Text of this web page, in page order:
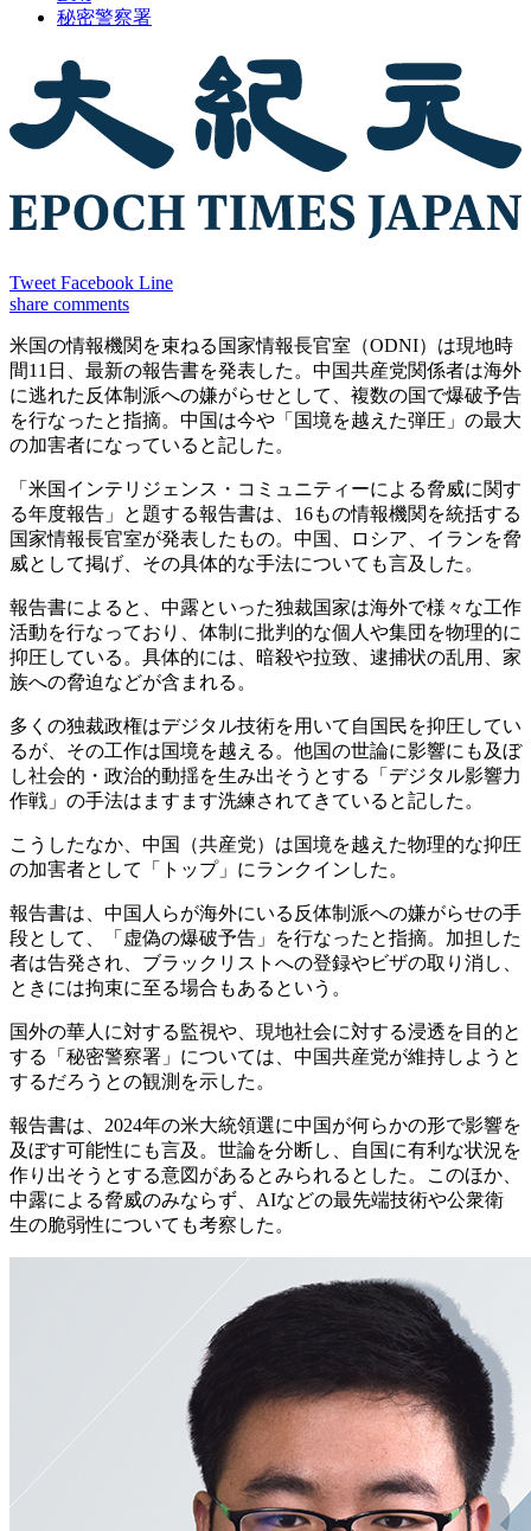
秘密警察署
Tweet Facebook Line
share comments
米国の情報機関を束ねる国家情報長官室（ODNI）は現地時
間11日、最新の報告書を発表した。中国共産党関係者は海外
に逃れた反体制派への嫌がらせとして、複数の国で爆破予告
を行なったと指摘。中国は今や「国境を越えた弾圧」の最大
の加害者になっていると記した。
「米国インテリジェンス・コミュニティーによる脅威に関す
る年度報告」と題する報告書は、16もの情報機関を統括する
国家情報長官室が発表したもの。中国、ロシア、イランを脅
威として掲げ、その具体的な手法についても言及した。
報告書によると、中露といった独裁国家は海外で様々な工作
活動を行なっており、体制に批判的な個人や集団を物理的に
抑圧している。具体的には、暗殺や拉致、逮捕状の乱用、家
族への脅迫などが含まれる。
多くの独裁政権はデジタル技術を用いて自国民を抑圧してい
るが、その工作は国境を越える。他国の世論に影響にも及ぼ
し社会的・政治的動揺を生み出そうとする「デジタル影響力
作戦」の手法はますます洗練されてきていると記した。
こうしたなか、中国（共産党）は国境を越えた物理的な抑圧
の加害者として「トップ」にランクインした。
報告書は、中国人らが海外にいる反体制派への嫌がらせの手
段として、「虚偽の爆破予告」を行なったと指摘。加担した
者は告発され、ブラックリストへの登録やビザの取り消し、
ときには拘束に至る場合もあるという。
国外の華人に対する監視や、現地社会に対する浸透を目的と
する「秘密警察署」については、中国共産党が維持しようと
するだろうとの観測を示した。
報告書は、2024年の米大統領選に中国が何らかの形で影響を
及ぼす可能性にも言及。世論を分断し、自国に有利な状況を
作り出そうとする意図があるとみられるとした。このほか、
中露による脅威のみならず、AIなどの最先端技術や公衆衛
生の脆弱性についても考察した。